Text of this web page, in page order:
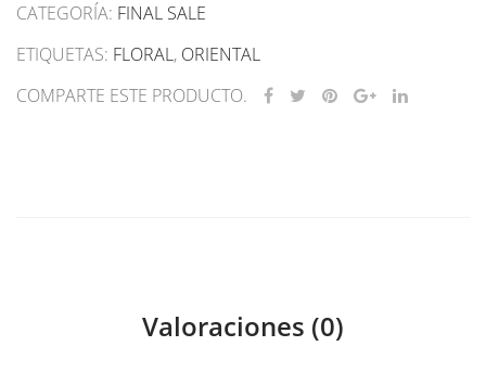
CATEGORÍA: FINAL SALE
ETIQUETAS: FLORAL, ORIENTAL
COMPARTE ESTE PRODUCTO.
Valoraciones (0)